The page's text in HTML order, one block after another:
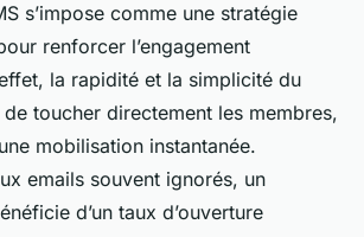
s’impose comme une stratégie
renforcer l’engagement
la rapidité et la simplicité du
de toucher directement les membres,
mobilisation instantanée.
emails souvent ignorés, un
d’un taux d’ouverture